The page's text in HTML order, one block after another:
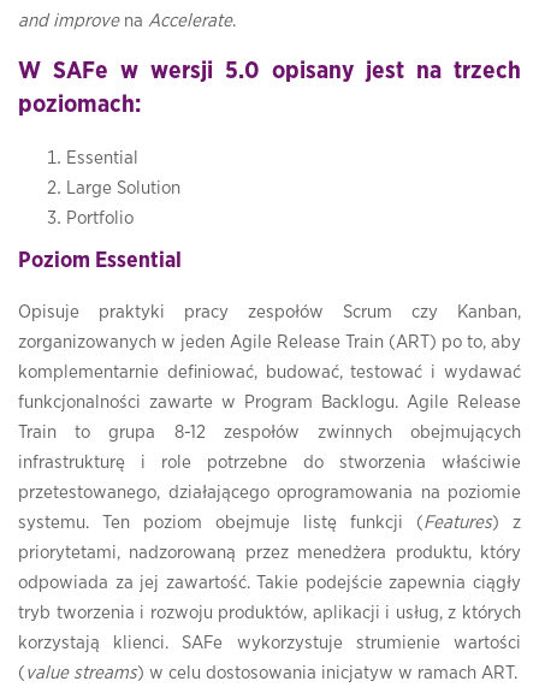
and improvena Accelerate.
W SAFe w wersji 5.0 opisany jest na trzech
poziomach:
Essential
Large Solution
Portfolio
Poziom Essential
Opisuje praktyki pracy zespołów Scrum czy Kanban,
zorganizowanych w jeden Agile Release Train (ART) po to, aby
komplementarnie definiować, budować, testować i wydawać
funkcjonalności zawarte w Program Backlogu. Agile Release
Train to grupa 8-12 zespołów zwinnych obejmujących
infrastrukturę i role potrzebne do stworzenia właściwie
przetestowanego, działającego oprogramowania na poziomie
systemu. Ten poziom obejmuje listę funkcji (Features) z
priorytetami, nadzorowaną przez menedżera produktu, który
odpowiada za jej zawartość. Takie podejście zapewnia ciągły
tryb tworzenia i rozwoju produktów, aplikacji i usług, z których
korzystają klienci. SAFe wykorzystuje strumienie wartości
( value streams) w celu dostosowania inicjatyw w ramach ART.